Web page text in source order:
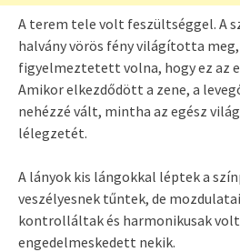
A terem tele volt feszültséggel. A
halvány vörös fény világította
figyelmeztetett volna, hogy ez az
Amikor elkezdődött a zene, a
nehézzé vált, mintha az egész
lélegzetét.
A lányok kis lángokkal léptek a
veszélyesnek tűntek, de
kontrolláltak és harmonikusak
engedelmeskedett nekik.